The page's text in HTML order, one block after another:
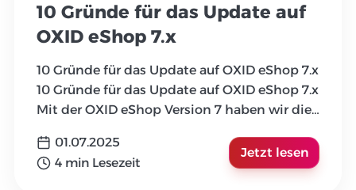
10 Gründe für das Update auf
OXID eShop 7.x
10 Gründe für das Update auf OXID eShop 7.x
10 Gründe für das Update auf OXID eShop 7.x
Mit der OXID eShop Version 7 haben wir die
01.07.2025
4 min Lesezeit
Jetzt lesen